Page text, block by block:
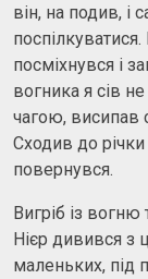
він, на подив, і
посміхнувся і
вогника я сів
чагою, висипав
Сходив до
повернувся.
Вигріб із вогню
Нієр дивився з
маленьких, під